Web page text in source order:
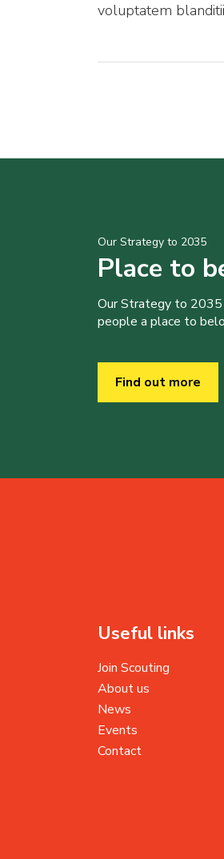
voluptatem
Our Strategy to 2035
Place to
Our Strategy to 2035
people a place to
Find out more
Useful links
Join Scouting
About us
News
Events
Contact